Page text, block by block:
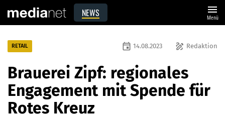
NEWS menu
Menü
RETAIL draw Redaktion
event 14.08.2023
Brauerei Zipf: regionales
Engagement mit Spende für
Rotes Kreuz